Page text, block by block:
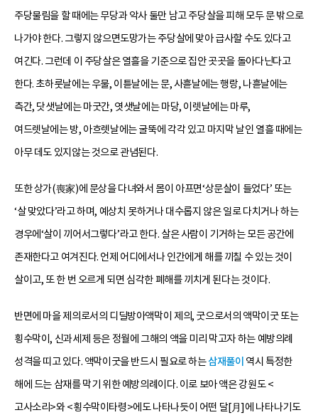
주당물림을 할 때에는 무당과 악사 둘만 남고 주당살을 피해 모두 문 밖으로
나가야 한다. 그렇지 않으면도망가는 주당살에 맞아 급사할 수도 있다고
여긴다. 그런데 이 주당살은 열흘을 기준으로 집안 곳곳을 돌아다닌다고
한다. 초하룻날에는 우물, 이튿날에는 문, 사흗날에는 행랑, 나흗날에는
측간, 닷샛날에는 마굿간, 엿샛날에는 마당, 이렛날에는 마루,
여드렛날에는 방, 아흐렛날에는 굴뚝에 각각 있고 마지막 날인 열흘 때에는
아무 데도 있지않는 것으로 관념된다.
또한 상가(喪家)에 문상을 다녀와서 몸이 아프면‘상문살이 들었다’ 또는
‘살 맞았다’라고 하며, 예상치 못하거나 대수롭지 않은 일로 다치거나 하는
경우에‘살이 끼어서그렇다’라고 한다. 살은 사람이 기거하는 모든 공간에
존재한다고 여겨진다. 언제 어디에서나 인간에게 해를 끼칠 수 있는 것이
살이고, 또 한 번 오르게 되면 심각한 폐해를 끼치게 된다는 것이다.
반면에 마을 제의로서의 디딜방아액막이 제의, 굿으로서의 액막이굿 또는
횡수막이, 신과세제 등은 정월에 그해의 액을 미리 막고자 하는 예방의례
성격을 띠고 있다. 액막이굿을 반드시 필요로 하는삼재풀이 역시 특정한
해에 드는 삼재를 막기 위한 예방의례이다. 이로 보아 액은 강원도 <
고사소리>와 <횡수막이타령>에도 나타나듯이 어떤 달[月]에 나타나기도